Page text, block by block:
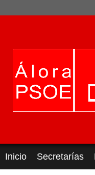
Inicio Secretarías